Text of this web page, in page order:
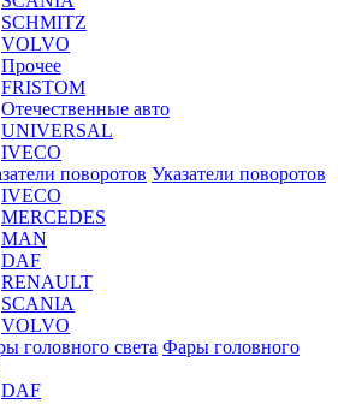
SCHMITZ
VOLVO
Прочее
FRISTOM
Отечественные авто
UNIVERSAL
IVECO
Указатели поворотов
IVECO
MERCEDES
MAN
DAF
RENAULT
SCANIA
VOLVO
Фары головного
DAF